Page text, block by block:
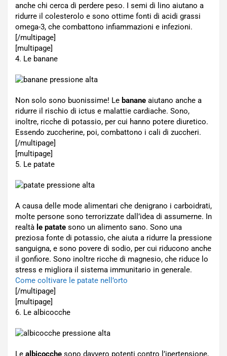
anche chi cerca di perdere peso. I semi di lino aiutano a
ridurre il colesterolo e sono ottime fonti di acidi grassi
omega-3, che combattono infiammazioni e infezioni.
[/multipage]
[multipage]
4. Le banane
Non solo sono buonissime! Le banane aiutano anche a
ridurre il rischio di ictus e malattie cardiache. Sono,
inoltre, ricche di potassio, per cui hanno potere diuretico.
Essendo zuccherine, poi, combattono i cali di zuccheri.
[/multipage]
[multipage]
5. Le patate
A causa delle mode alimentari che denigrano i carboidrati,
molte persone sono terrorizzate dall’idea di assumerne. In
realtà le patate sono un alimento sano. Sono una
preziosa fonte di potassio, che aiuta a ridurre la pressione
sanguigna, e sono povere di sodio, per cui riducono anche
il gonfiore. Sono inoltre ricche di magnesio, che riduce lo
stress e migliora il sistema immunitario in generale.
Come coltivare le patate nell’orto
[/multipage]
[multipage]
6. Le albicocche
Le albicocche sono davvero potenti contro l’ipertensione,